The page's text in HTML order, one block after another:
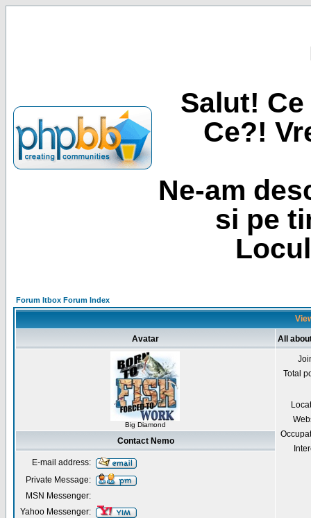
Salut!
Ce?!
Ne-am
si pe
Forum Itbox Forum Index
Avatar All
Big Diamond
Total
Contact Nemo
E-mail address:
Private Message:
MSN Messenger:
Yahoo Messenger: